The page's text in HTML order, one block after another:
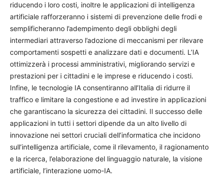
riducendo i loro costi, inoltre le applicazioni di intelligenza
artificiale rafforzeranno i sistemi di prevenzione delle frodi e
semplificheranno l’adempimento degli obblighi degli
intermediari attraverso l’adozione di meccanismi per rilevare
comportamenti sospetti e analizzare dati e documenti. L’IA
ottimizzerà i processi amministrativi, migliorando servizi e
prestazioni per i cittadini e le imprese e riducendo i costi.
Infine, le tecnologie IA consentiranno all’Italia di ridurre il
traffico e limitare la congestione e ad investire in applicazioni
che garantiscano la sicurezza dei cittadini. Il successo delle
applicazioni in tutti i settori dipende da un alto livello di
innovazione nei settori cruciali dell’informatica che incidono
sull’intelligenza artificiale, come il rilevamento, il ragionamento
e la ricerca, l’elaborazione del linguaggio naturale, la visione
artificiale, l’interazione uomo-IA.